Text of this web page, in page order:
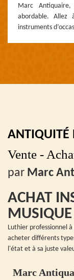
Marc
abordable.
instruments
ANTIQUITÉ
Vente -
par Marc
ACHAT
Luthier professionnel
acheter différents
l'état et à sa juste
Marc